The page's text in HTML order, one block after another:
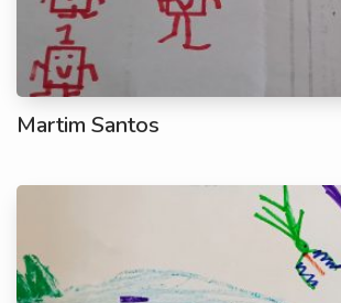
Martim Santos